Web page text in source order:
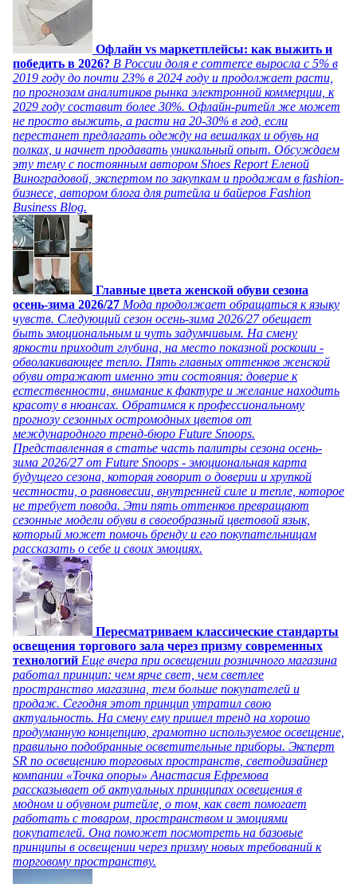
Офлайн vs маркетплейсы: как выжить и
победить в 2026? В России доля e commerce выросла с 5% в
2019 году до почти 23% в 2024 году и продолжает расти,
по прогнозам аналитиков рынка электронной коммерции, к
2029 году составит более 30%. Офлайн-ритейл же может
не просто выжить, а расти на 20-30% в год, если
перестанет предлагать одежду на вешалках и обувь на
полках, и начнет продавать уникальный опыт. Обсуждаем
эту тему с постоянным автором Shoes Report Еленой
Виноградовой, экспертом по закупкам и продажам в fashion-
бизнесе, автором блога для ритейла и байеров Fashion
Business Blog.
Главные цвета женской обуви сезона
осень-зима 2026/27 Мода продолжает обращаться к языку
чувств. Следующий сезон осень-зима 2026/27 обещает
быть эмоциональным и чуть задумчивым. На смену
яркости приходит глубина, на место показной роскоши -
обволакивающее тепло. Пять главных оттенков женской
обуви отражают именно эти состояния: доверие к
естественности, внимание к фактуре и желание находить
красоту в нюансах. Обратимся к профессиональному
прогнозу сезонных остромодных цветов от
международного тренд-бюро Future Snoops.
Представленная в статье часть палитры сезона осень-
зима 2026/27 от Future Snoops - эмоциональная карта
будущего сезона, которая говорит о доверии и хрупкой
честности, о равновесии, внутренней силе и тепле, которое
не требует повода. Эти пять оттенков превращают
сезонные модели обуви в своеобразный цветовой язык,
который может помочь бренду и его покупательницам
рассказать о себе и своих эмоциях.
Пересматриваем классические стандарты
освещения торгового зала через призму современных
технологий Еще вчера при освещении розничного магазина
работал принцип: чем ярче свет, чем светлее
пространство магазина, тем больше покупателей и
продаж. Сегодня этот принцип утратил свою
актуальность. На смену ему пришел тренд на хорошо
продуманную концепцию, грамотно используемое освещение,
правильно подобранные осветительные приборы. Эксперт
SR по освещению торговых пространств, светодизайнер
компании «Точка опоры» Анастасия Ефремова
рассказывает об актуальных принципах освещения в
модном и обувном ритейле, о том, как свет помогает
работать с товаром, пространством и эмоциями
покупателей. Она поможет посмотреть на базовые
принципы в освещении через призму новых требований к
торговому пространству.